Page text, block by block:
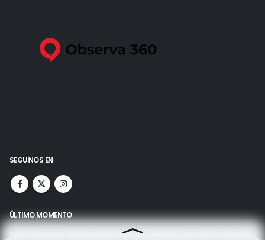
SEGUINOS EN
ÚLTIMO MOMENTO
Italia no acepta «imposiciones» y mantendrá los controles a viajeros